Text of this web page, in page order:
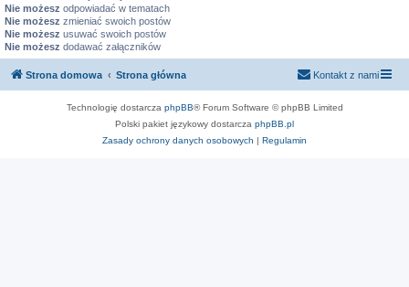
Nie możesz odpowiadać w tematach
Nie możesz zmieniać swoich postów
Nie możesz usuwać swoich postów
Nie możesz dodawać załączników
Strona domowa Strona główna Kontakt z nami
Technologię dostarcza phpBB® Forum Software © phpBB Limited
Polski pakiet językowy dostarcza phpBB.pl
Zasady ochrony danych osobowych | Regulamin